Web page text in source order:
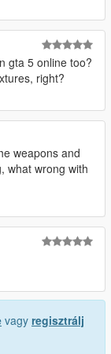
gta 5 online too?
right?
weapons and
what wrong with
vagy regisztrálj